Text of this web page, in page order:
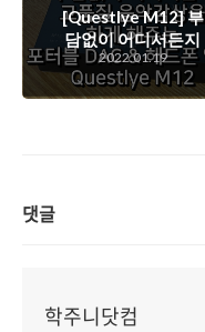
[Questlye M12] 부
담없이 어디서든지
고품질 음악감상을
하게 해주는 포터블
DAC & 해드폰 앰
2022.01.19
댓글
학주니닷컴